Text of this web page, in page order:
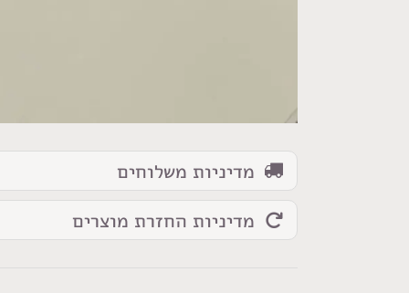
מדיניות משלוחים
מדיניות החזרת מוצרים
לייקרה